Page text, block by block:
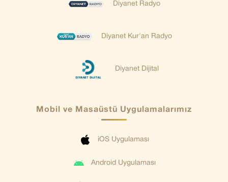
Diyanet Radyo
Diyanet Kur'an Radyo
Diyanet Dijital
Mobil ve Masaüstü Uygulamalarımız
iOS Uygulaması
Android Uygulaması